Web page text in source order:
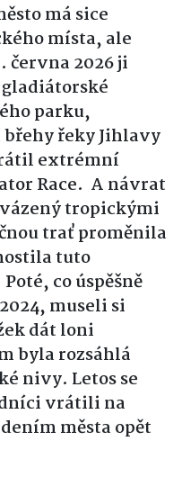
má sice
místa, ale
června 2026 ji
parku,
řeky Jihlavy
extrémní
Race. A návrat
tropickými
trať proměnila
tuto
co úspěšně
museli si
dát loni
byla rozsáhlá
nivy. Letos se
vrátili na
města opět